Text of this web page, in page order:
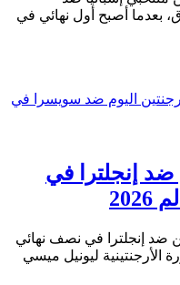
بعدما أصبح أول نهائي في
ضد إنجلترا في
ضد إنجلترا في نصف نهائي
الأسطورة الأرجنتينية ليونيل ميسي